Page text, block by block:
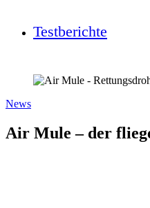
Testberichte
News
Air Mule – der